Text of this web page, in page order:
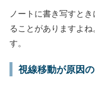
ノートに書き写すと
ることがありますよね
す。
視線移動が原因